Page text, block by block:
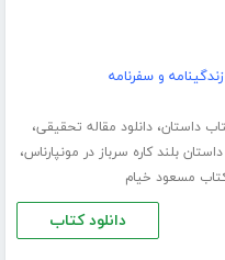
و سفرنامه
داستان،دانلود مقاله تحقیقی،
داستان بلند کاره سرباز در مونپارناس،
کتاب مسعود خیام
دانلود کتاب